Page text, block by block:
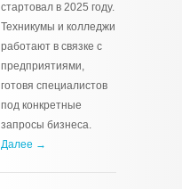
стартовал в 2025 году.
Техникумы и колледжи
работают в связке с
предприятиями,
готовя специалистов
под конкретные
запросы бизнеса.
Далее →